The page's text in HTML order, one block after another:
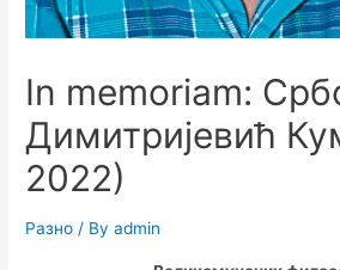
In memoriam:
Димитријевић
2022)
Разно / Byadmin